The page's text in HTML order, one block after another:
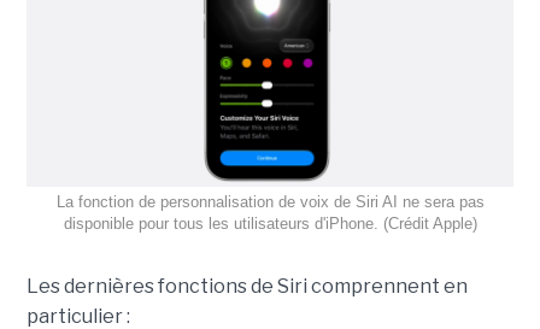
La fonction de personnalisation de voix de Siri AI ne sera pas
disponible pour tous les utilisateurs d'iPhone. (Crédit Apple)
Les dernières fonctions de Siri comprennent en
particulier :